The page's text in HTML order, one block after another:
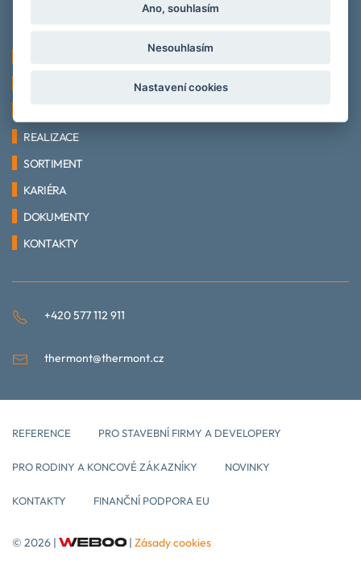
REALIZACE
SORTIMENT
KARIÉRA
DOKUMENTY
KONTAKTY
+420 577 112 911
thermont@thermont.cz
REFERENCE PRO STAVEBNÍ FIRMY A DEVELOPERY
PRO RODINY A KONCOVÉ ZÁKAZNÍKY NOVINKY
KONTAKTY FINANČNÍ PODPORA EU
© 2026 | | Zásady cookies
Ano, souhlasím
Nesouhlasím
Nastavení cookies